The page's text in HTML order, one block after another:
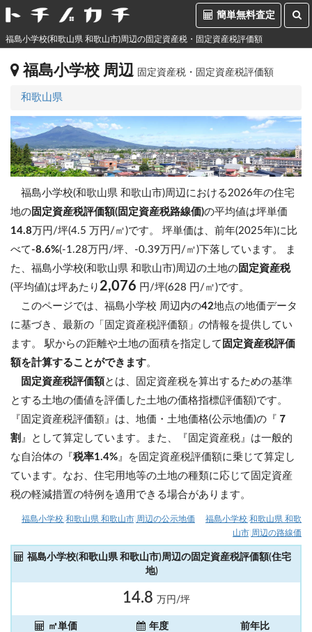
簡単無料査定
福島小学校(和歌山県 和歌山市)周辺の固定資産税・固定資産税評価額
福島小学校 周辺 固定資産税・固定資産税評価額
和歌山県
福島小学校(和歌山県 和歌山市)周辺における2026年の住宅
地の 固定資産税評価額(固定資産税路線価)の平均値は坪単価
14.8万円/坪(4.5 万円/㎡)です。 坪単価は、前年(2025年)に比
べて-8.6%(-1.28万円/坪、-0.39万円/㎡)下落しています。
ま
た、福島小学校(和歌山県 和歌山市)周辺の土地の 固定資産税
(平均値)は坪あたり 2,076 円/坪(628 円/㎡)です。
このページでは、福島小学校 周辺内の42地点の地価データ
に基づき、最新の「固定資産税評価額」の情報を提供してい
ます。 駅からの距離や土地の面積を指定して 固定資産税評価
額を計算することができます。
固定資産税評価額とは、固定資産税を算出するための基準
とする土地の価値を評価した土地の価格指標(評価額)です。
『固定資産税評価額』は、地価・土地価格(公示地価)の『 ７
割 』として算定しています。また、『固定資産税』は一般的
な自治体の『税率1.4% 』を固定資産税評価額に乗じて算定し
ています。なお、住宅用地等の土地の種類に応じて固定資産
税の軽減措置の特例を適用できる場合があります。
福島小学校(和歌山県 和歌山市)周辺の公示地価
福島小学校(和歌山県 和歌
山市)周辺の路線価
福島小学校(和歌山県 和歌山市)周辺の固定資産税評価額(住宅
地)
14.8 万円/坪
㎡単価 年度 前年比